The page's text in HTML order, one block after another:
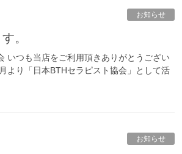
お知らせ
。
いつも当店をご利用頂きありがとうござい
より「日本BTHセラピスト協会」として活
お知らせ